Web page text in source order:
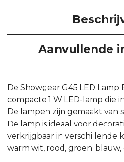
Aanvullende
De Showgear G45 LED Lamp
compacte 1 W LED-lamp die
De lampen zijn gemaakt van
De lamp is ideaal voor
verkrijgbaar in verschillende
warm wit, rood, groen, blauw,